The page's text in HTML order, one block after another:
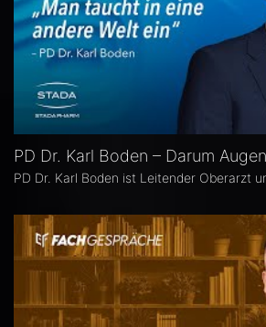
PD Dr. Karl Boden – Darum